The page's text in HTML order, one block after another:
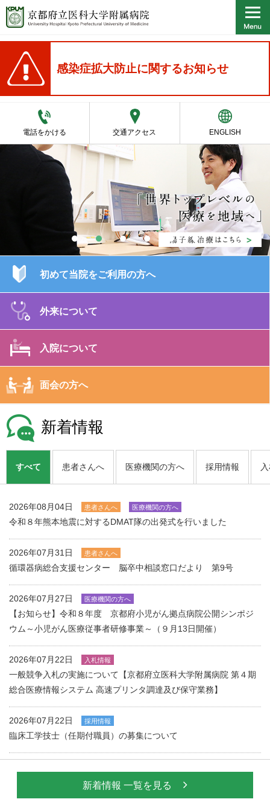
感染症拡大防止に関するお知らせ
電話をかける 交通アクセス ENGLISH
1 2 3 4 5 6
初めて当院をご利用の方へ
外来について
入院について
面会の方へ
新着情報
すべて 患者さんへ 医療機関の方へ 採用情報
2026年08月04日 患者さんへ 医療機関の方へ
令和８年熊本地震に対するDMAT隊の出発式を行いました
2026年07月31日 患者さんへ
循環器病総合支援センター 脳卒中相談窓口だより 第9号
2026年07月27日 医療機関の方へ
【お知らせ】令和８年度 京都府小児がん拠点病院公開シンポジ
ウム～小児がん医療従事者研修事業～（９月13日開催）
2026年07月22日 入札情報
一般競争入札の実施について【京都府立医科大学附属病院 第４期
総合医療情報システム 高速プリンタ調達及び保守業務】
2026年07月22日 採用情報
臨床工学技士（任期付職員）の募集について
新着情報 一覧を見る